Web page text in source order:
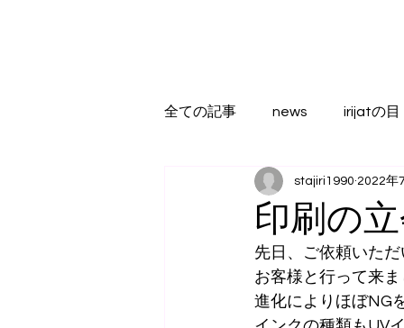
全ての記事 news irijatの目
印刷の
stajiri1990 2022年
先日、ご依頼いた
お客様と行って来
進化によりほぼNG